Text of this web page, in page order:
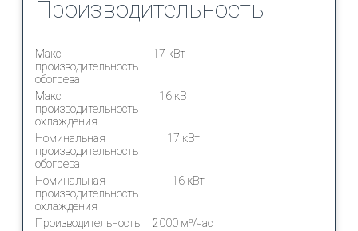
Производительность
Макс.
производительность
обогрева
17 кВт
Макс.
производительность
охлаждения
16 кВт
Номинальная
производительность
обогрева
17 кВт
Номинальная
производительность
охлаждения
16 кВт
Производительность
2000 м³/час